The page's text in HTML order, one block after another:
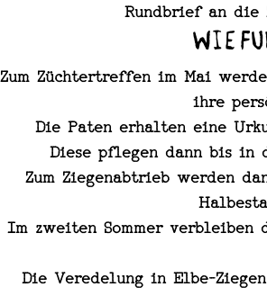
Rundbrief an
Wie
Zum Züchtertreffen im Mai
ihre
Die Paten erhalten eine
Diese pflegen dann bis in
Zum Ziegenabtrieb werden
Im zweiten Sommer
Die Veredelung in Elbe-